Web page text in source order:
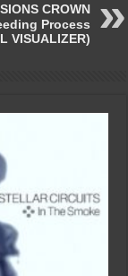
CROWN
Process
VISUALIZER)